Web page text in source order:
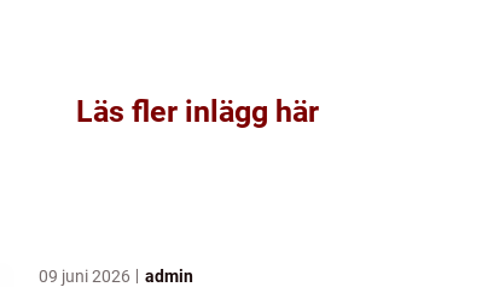
Läs fler inlägg här
09 juni 2026 admin